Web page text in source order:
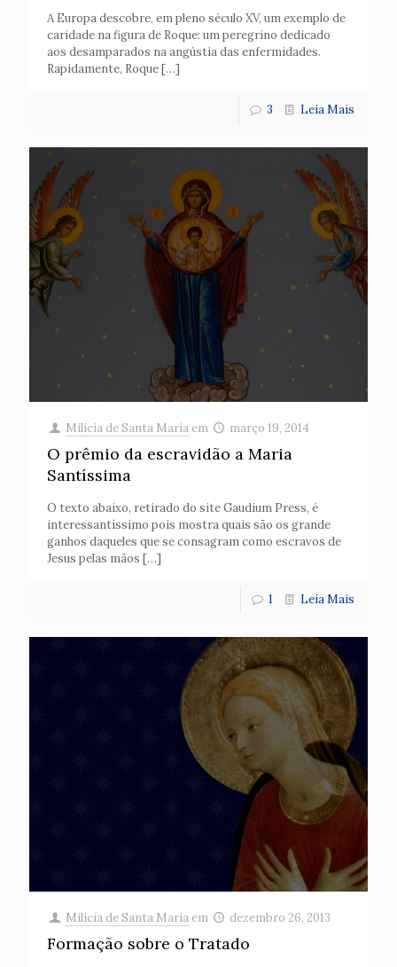
A Europa descobre, em pleno século XV, um exemplo de
caridade na figura de Roque: um peregrino dedicado
aos desamparados na angústia das enfermidades.
Rapidamente, Roque[…]
3 Leia Mais
Milícia de Santa Maria em março 19, 2014
O prêmio da escravidão a Maria
Santíssima
O texto abaixo, retirado do site Gaudium Press, é
interessantíssimo pois mostra quais são os grande
ganhos daqueles que se consagram como escravos de
Jesus pelas mãos […]
1 Leia Mais
Milícia de Santa Maria em dezembro 26, 2013
Formação sobre o Tratado